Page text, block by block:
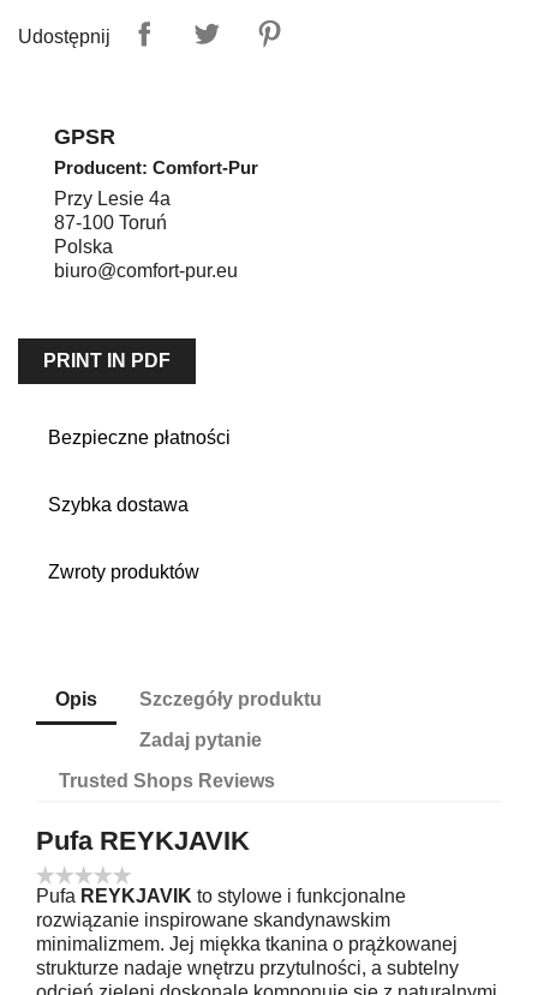
Udostępnij
GPSR
Producent: Comfort-Pur
Przy Lesie 4a
87-100 Toruń
Polska
biuro@comfort-pur.eu
PRINT IN PDF
Bezpieczne płatności
Szybka dostawa
Zwroty produktów
Opis
Szczegóły produktu
Zadaj pytanie
Trusted Shops Reviews
Pufa REYKJAVIK
Pufa REYKJAVIK to stylowe i funkcjonalne
rozwiązanie inspirowane skandynawskim
minimalizmem. Jej miękka tkanina o prążkowanej
strukturze nadaje wnętrzu przytulności, a subtelny